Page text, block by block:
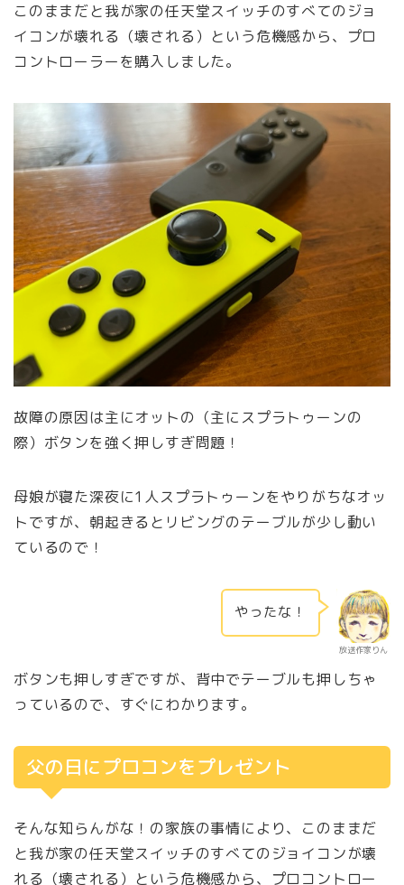
このままだと我が家の任天堂スイッチのすべてのジョ
イコンが壊れる（壊される）という危機感から、プロ
コントローラーを購入しました。
故障の原因は主にオットの（主にスプラトゥーンの
際）ボタンを強く押しすぎ問題！
母娘が寝た深夜に1人スプラトゥーンをやりがちなオッ
トですが、朝起きるとリビングのテーブルが少し動い
ているので！
放送作家りん
やったな！
ボタンも押しすぎですが、背中でテーブルも押しちゃ
っているので、すぐにわかります。
父の日にプロコンをプレゼント
そんな知らんがな！の家族の事情により、このままだ
と我が家の任天堂スイッチのすべてのジョイコンが壊
れる（壊される）という危機感から、プロコントロー